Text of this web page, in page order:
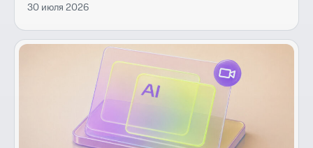
30 июля 2026